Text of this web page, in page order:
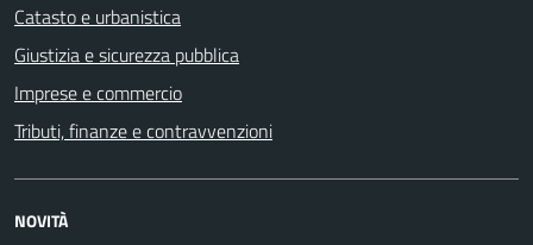
Catasto e urbanistica
Giustizia e sicurezza pubblica
Imprese e commercio
Tributi, finanze e contravvenzioni
NOVITÀ